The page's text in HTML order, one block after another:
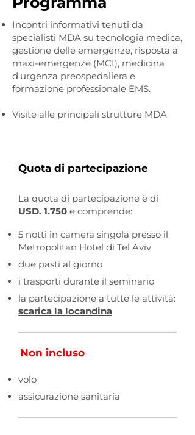
Incontri informativi tenuti da
specialisti MDA su tecnologia medica,
gestione delle emergenze, risposta a
maxi-emergenze (MCI), medicina
d'urgenza preospedaliera e
formazione professionale EMS.
Visite alle principali strutture MDA
Quota di partecipazione
La quota di partecipazione è di
USD. 1.750 e comprende:
5 notti in camera singola presso il
Metropolitan Hotel di Tel Aviv
due pasti al giorno
i trasporti durante il seminario
la partecipazione a tutte le attività:
scarica la locandina​​​
Non incluso
volo
assicurazione sanitaria​​